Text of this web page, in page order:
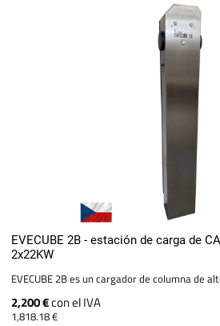
EVECUBE 2B - estación de carga de
2x22KW
EVECUBE 2B es un cargador de columna de
2,200 €con el IVA
1,818.18 €